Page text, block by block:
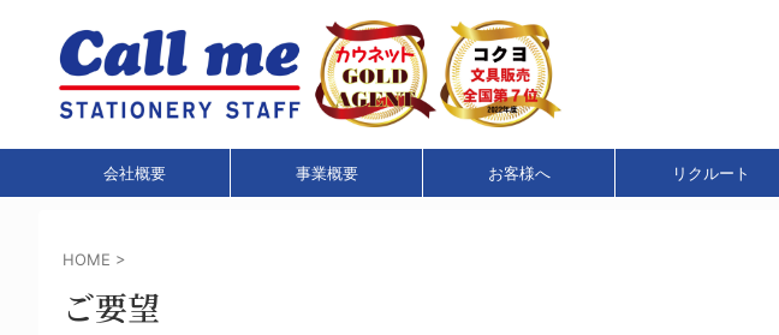
会社概要 事業概要 お客様へ リクルート
HOME >
ご要望